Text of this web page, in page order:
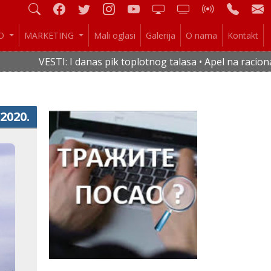
MARKETING Mali oglasi Galerija O nama Kontakt
VESTI: I danas pik toplotnog talasa • Apel na